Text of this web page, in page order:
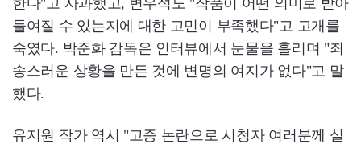
들여질 수 있는지에 대한 고민이 부족했다"고 고개를
숙였다. 박준화 감독은 인터뷰에서 눈물을 흘리며 "죄
송스러운 상황을 만든 것에 변명의 여지가 없다"고 말
했다.
유지원 작가 역시 "고증 논란으로 시청자 여러분께 실